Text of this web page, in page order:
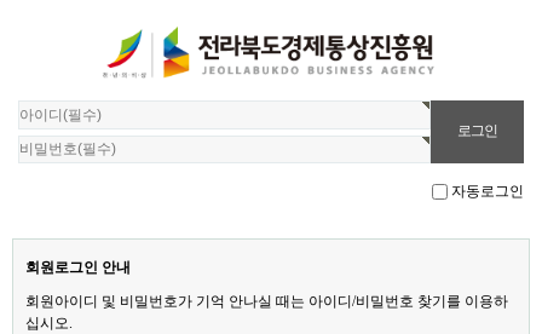
자동로그인
회원로그인 안내
회원아이디 및 비밀번호가 기억 안나실 때는 아이디/비밀번호 찾기를 이용하
십시오.